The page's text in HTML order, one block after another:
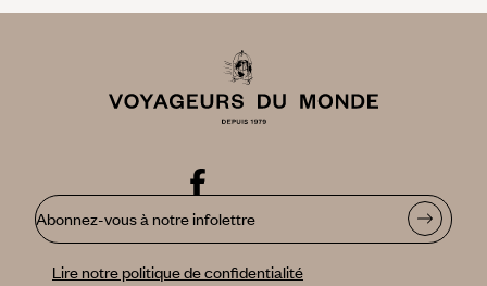
Abonnez-vous à notre infolettre
Lire notre politique de confidentialité